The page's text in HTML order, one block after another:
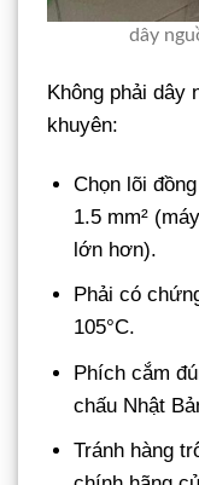
dây
Không phải dây
khuyên:
Chọn lõi
1.5 mm²
lớn hơn).
Phải có
105°C.
Phích cắm
chấu Nhật
Tránh hàng